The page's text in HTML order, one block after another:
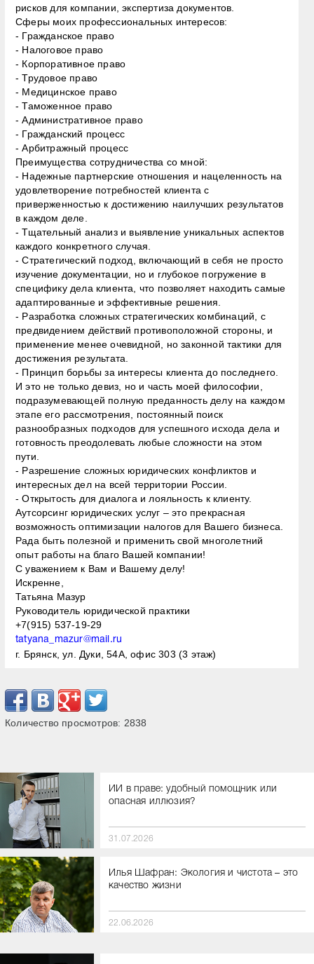
рисков для компании, экспертиза документов.
Сферы моих профессиональных интересов:
- Гражданское право
- Налоговое право
- Корпоративное право
- Трудовое право
- Медицинское право
- Таможенное право
- Административное право
- Гражданский процесс
- Арбитражный процесс
Преимущества сотрудничества со мной:
- Надежные партнерские отношения и нацеленность на
удовлетворение потребностей клиента с
приверженностью к достижению наилучших результатов
в каждом деле.
- Тщательный анализ и выявление уникальных аспектов
каждого конкретного случая.
- Стратегический подход, включающий в себя не просто
изучение документации, но и глубокое погружение в
специфику дела клиента, что позволяет находить самые
адаптированные и эффективные решения.
- Разработка сложных стратегических комбинаций, с
предвидением действий противоположной стороны, и
применение менее очевидной, но законной тактики для
достижения результата.
- Принцип борьбы за интересы клиента до последнего.
И это не только девиз, но и часть моей философии,
подразумевающей полную преданность делу на каждом
этапе его рассмотрения, постоянный поиск
разнообразных подходов для успешного исхода дела и
готовность преодолевать любые сложности на этом
пути.
- Разрешение сложных юридических конфликтов и
интересных дел на всей территории России.
- Открытость для диалога и лояльность к клиенту.
Аутсорсинг юридических услуг – это прекрасная
возможность оптимизации налогов для Вашего бизнеса.
Рада быть полезной и применить свой многолетний
опыт работы на благо Вашей компании!
С уважением к Вам и Вашему делу!
Искренне,
Татьяна Мазур
Руководитель юридической практики
+7(915) 537-19-29
tatyana_mazur@mail.ru
г. Брянск, ул. Дуки, 54А, офис 303 (3 этаж)
Количество просмотров: 2838
ИИ в праве: удобный помощник или
опасная иллюзия?
31.07.2026
Илья Шафран: Экология и чистота – это
качество жизни
22.06.2026